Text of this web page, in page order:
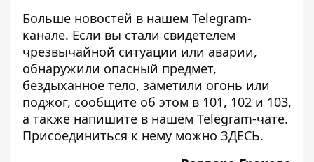
Больше новостей в нашем Telegram-
канале. Если вы стали свидетелем
чрезвычайной ситуации или аварии,
обнаружили опасный предмет,
бездыханное тело, заметили огонь или
поджог, сообщите об этом в 101, 102 и 103,
а также напишите в нашем Telegram-чате.
Присоединиться к нему можно ЗДЕСЬ.